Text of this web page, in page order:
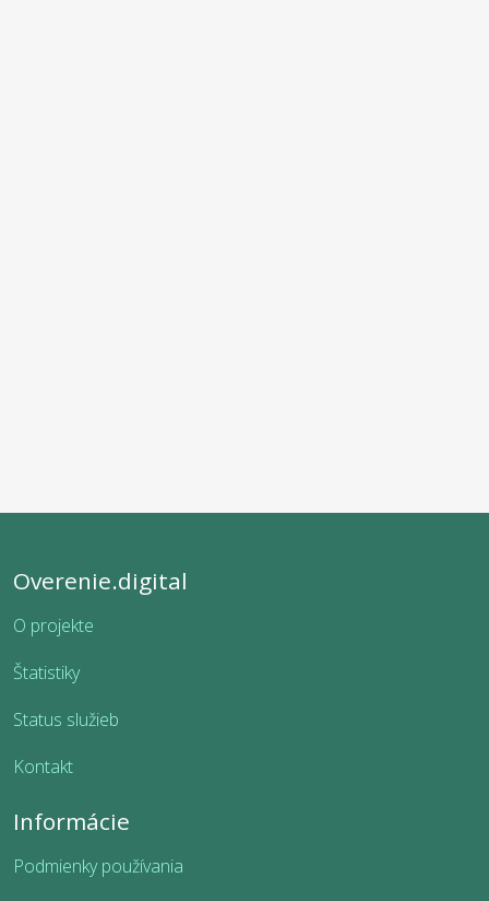
Overenie.digital
O projekte
Štatistiky
Status služieb
Kontakt
Informácie
Podmienky používania